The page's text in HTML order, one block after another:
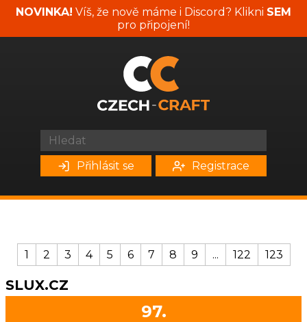
NOVINKA! Víš, že nově máme i Discord? Klikni SEM
pro připojení!
Přihlásit se Registrace
1 2 3 4 5 6 7 8 9 ... 122 123
SLUX.CZ
97.